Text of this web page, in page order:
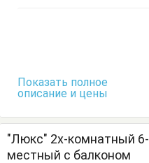
Показать полное
описание и цены
"Люкс" 2х-комнатный 6-
местный с балконом